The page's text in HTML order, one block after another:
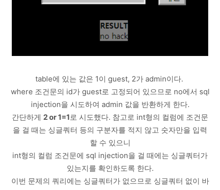
table에 있는 값은 1이 guest, 2가 admin이다.
where 조건문의 id가 guest로 고정되어 있으므로 no에서 sql
injection을 시도하여 admin 값을 반환하게 한다.
간단하게 2 or 1=1로 시도했다. 참고로 int형의 컬럼에 조건문
을 걸 때는 싱글쿼터 등의 구분자를 적지 않고 숫자만을 입력
할 수 있으니
int형의 컬럼 조건문에 sql injection을 걸 때에는 싱글쿼터가
있는지를 확인하도록 한다.
이번 문제의 쿼리에는 싱글쿼터가 없으므로 싱글쿼터 없이 바